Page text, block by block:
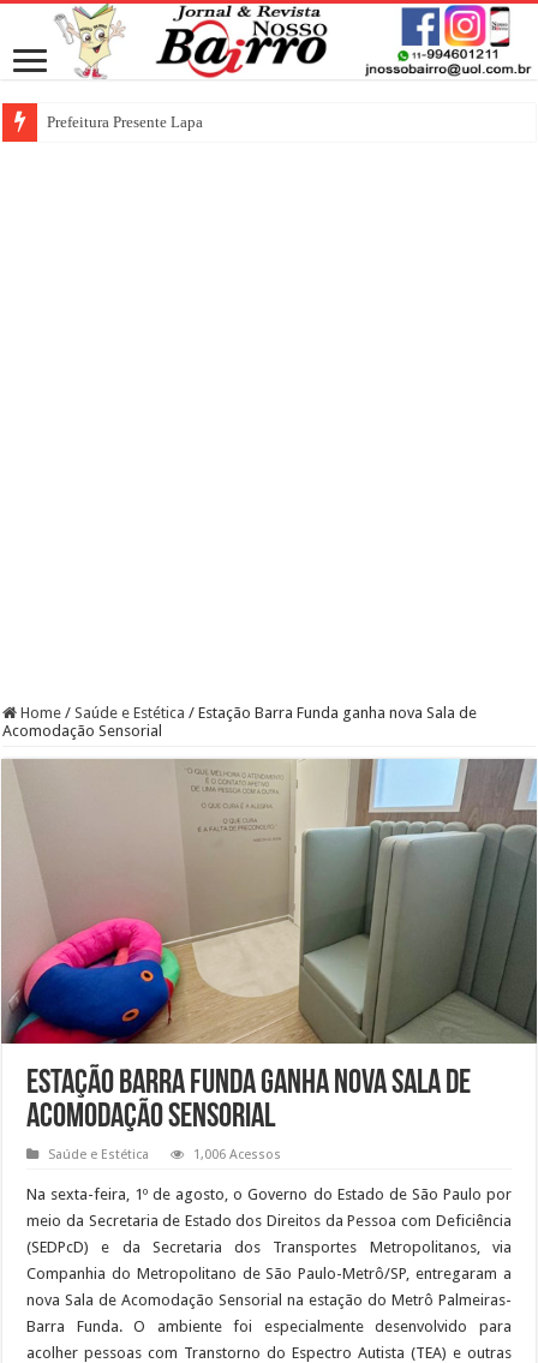
Prefeitura Presente Lapa
Home / Saúde e Estética / Estação Barra Funda ganha nova Sala de
Acomodação Sensorial
Estação Barra Funda ganha nova Sala de
Acomodação Sensorial
Saúde e Estética 1,006 Acessos
Na sexta-feira, 1º de agosto, o Governo do Estado de São Paulo por
meio da Secretaria de Estado dos Direitos da Pessoa com Deficiência
(SEDPcD) e da Secretaria dos Transportes Metropolitanos, via
Companhia do Metropolitano de São Paulo-Metrô/SP, entregaram a
nova Sala de Acomodação Sensorial na estação do Metrô Palmeiras-
Barra Funda. O ambiente foi especialmente desenvolvido para
acolher pessoas com Transtorno do Espectro Autista (TEA) e outras